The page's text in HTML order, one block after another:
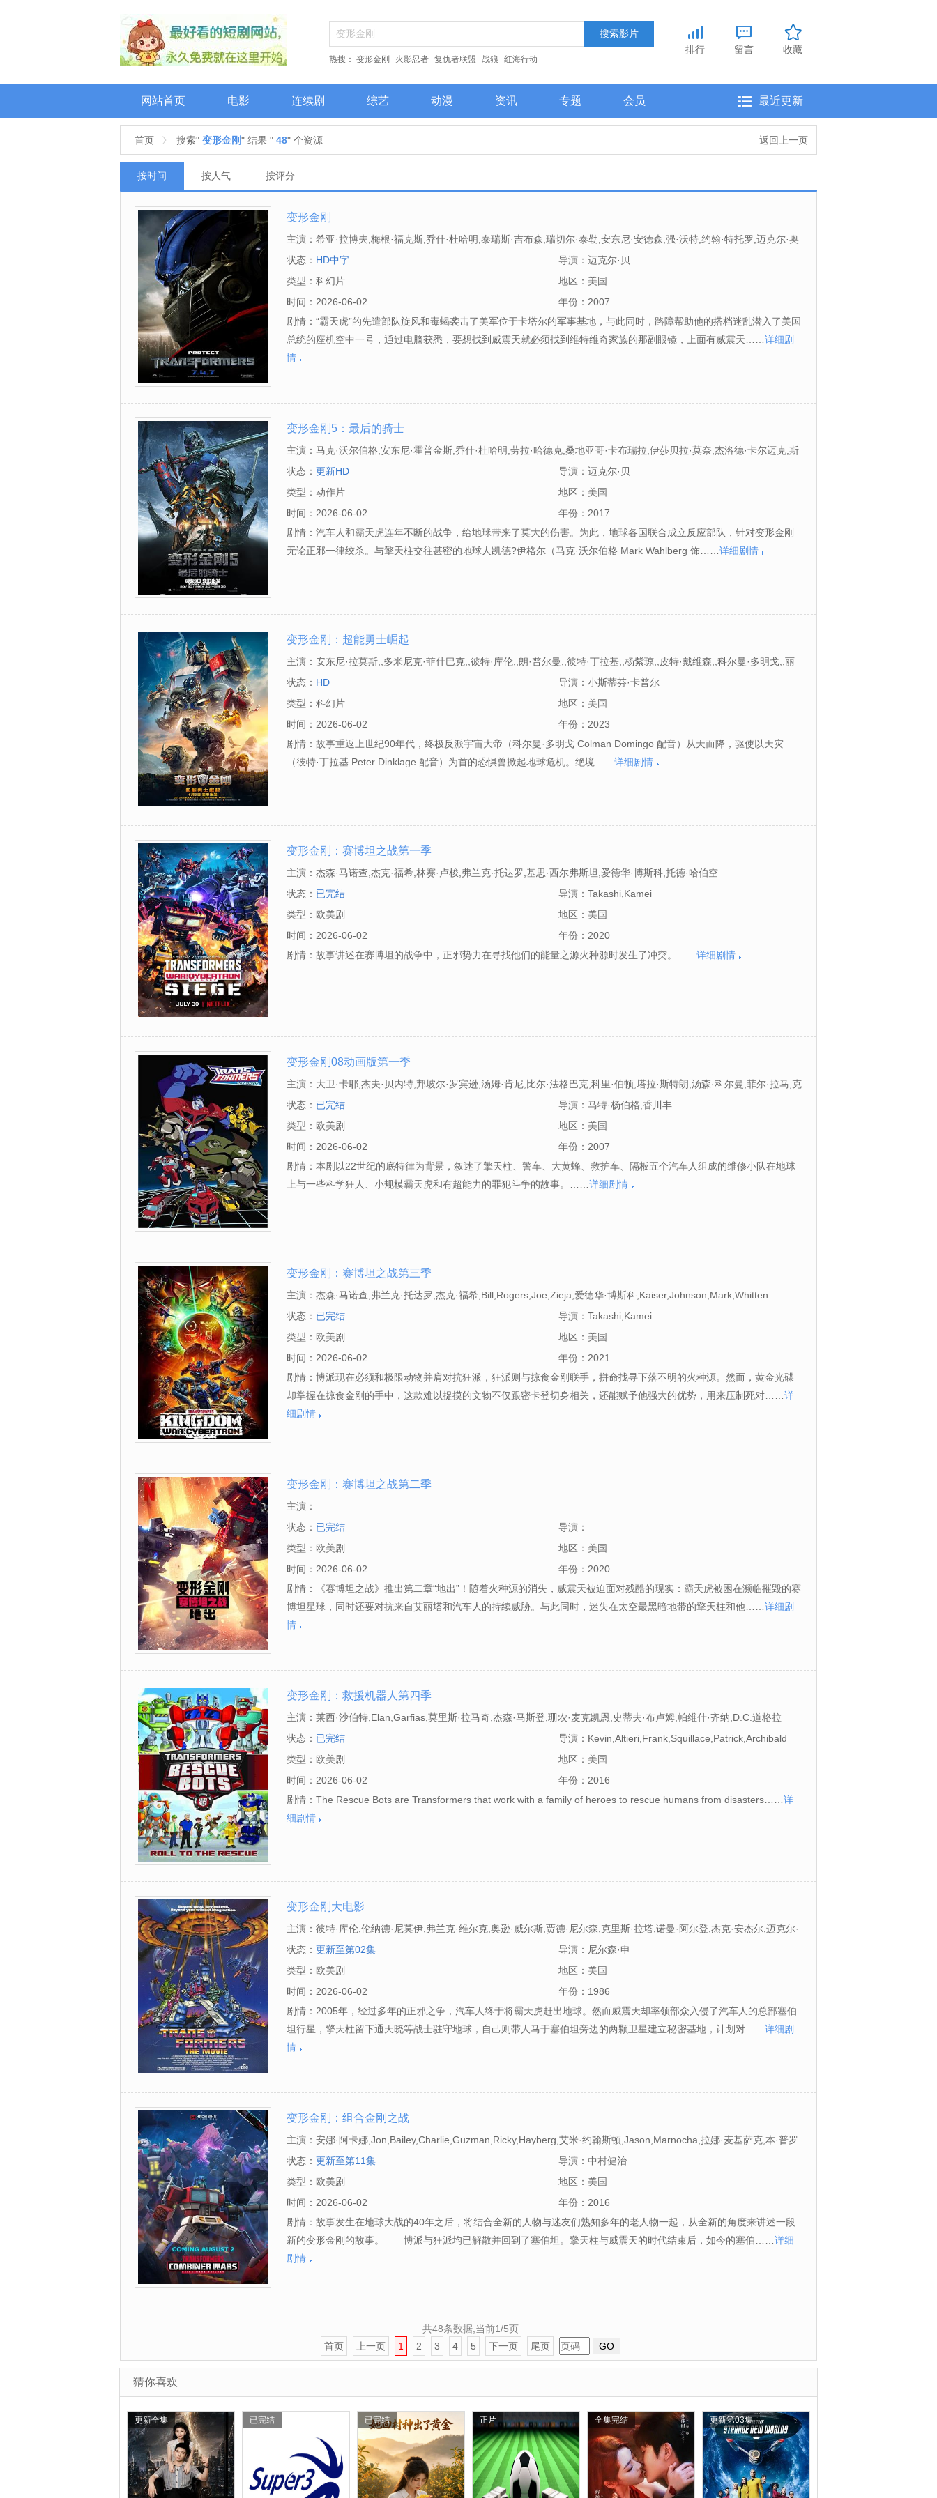
热搜： 变形金刚 火影忍者 复仇者联盟 战狼 红海行动
排行 留言 收藏
网站首页 电影 连续剧 综艺 动漫 资讯 专题 会员 最近更新
首页 搜索" 变形金刚" 结果 " 48" 个资源 返回上一页
按时间 按人气 按评分
变形金刚
主演： 希亚·拉博夫,梅根·福克斯,乔什·杜哈明,泰瑞斯·吉布森,瑞切尔·泰勒,安东尼·安德森,强·沃特,约翰·特托罗,迈克尔·奥
尼尔,凯文·杜恩,朱丽叶·怀特,阿莫里·诺拉斯科,扎克·沃德,Michael,Trisler,里兹万·曼吉,威廉姆·摩根·谢泼德,克里斯托弗·约
翰·托马森,伯尼·麦克,Carlos,Moreno,Jr.,约翰·罗宾森,特拉维斯·范·文克,彼得·雅各布森,格伦·莫肖尔,Frederic,Doss,查理·
博丁,乔舒华·费恩曼,克里斯·埃里斯,斯蒂芬·福特,迈克尔·肖姆斯·维尔斯,斯科特·皮
状态： HD中字 导演： 迈克尔·贝
类型： 科幻片 地区： 美国
时间： 2026-06-02 年份： 2007
剧情：“霸天虎”的先遣部队旋风和毒蝎袭击了美军位于卡塔尔的军事基地，与此同时，路障帮助他的搭档迷乱潜入了美国
总统的座机空中一号，通过电脑获悉，要想找到威震天就必须找到维特维奇家族的那副眼镜，上面有威震天…… 详细剧
情
变形金刚5：最后的骑士
主演： 马克·沃尔伯格,安东尼·霍普金斯,乔什·杜哈明,劳拉·哈德克,桑地亚哥·卡布瑞拉,伊莎贝拉·莫奈,杰洛德·卡尔迈克,斯
坦利·图齐,利亚姆·加里根,马丁·麦克里迪,约翰·霍林沃思,丹尼尔·阿德博伊加,格伦·莫肖尔,嘉玛·陈,约翰·特托罗,托尼·海尔,
克劳德·诺尔顿,雅各布·扎哈尔,玛姬·斯蒂德,莎拉·斯图尔特,菲比·尼克尔斯,丽贝卡·弗朗特,斯蒂芬·霍根,小本杰明·弗洛雷
斯,胡利奥塞萨尔·查韦斯,艾莎卡比娅,安迪·比恩,马克·德克斯特,罗伯·贾维斯,蒂姆·唐尼,克里斯蒂娜·谭,宝琳·麦克林,塞塔·
因德尼,温
状态： 更新HD 导演： 迈克尔·贝
类型： 动作片 地区： 美国
时间： 2026-06-02 年份： 2017
剧情：汽车人和霸天虎连年不断的战争，给地球带来了莫大的伤害。为此，地球各国联合成立反应部队，针对变形金刚
无论正邪一律绞杀。与擎天柱交往甚密的地球人凯德?伊格尔（马克·沃尔伯格 Mark Wahlberg 饰…… 详细剧情
变形金刚：超能勇士崛起
主演： 安东尼·拉莫斯,,多米尼克·菲什巴克,,彼特·库伦,,朗·普尔曼,,彼特·丁拉基,,杨紫琼,,皮特·戴维森,,科尔曼·多明戈,,丽
兹·考什,,克里斯托·费尔南德斯,,MJ·罗德里格斯,,大卫·索博洛夫,,汤加伊·基里萨,,约翰·迪·马吉欧,,迪恩·斯科特·瓦兹奎兹,,
托贝·纽维吉,,劳伦·维勒斯,,莎拉·斯蒂尔斯,,多梅尼克·迪罗萨
状态： HD 导演： 小斯蒂芬·卡普尔
类型： 科幻片 地区： 美国
时间： 2026-06-02 年份： 2023
剧情：故事重返上世纪90年代，终极反派宇宙大帝（科尔曼·多明戈 Colman Domingo 配音）从天而降，驱使以天灾
（彼特·丁拉基 Peter Dinklage 配音）为首的恐惧兽掀起地球危机。绝境…… 详细剧情
变形金刚：赛博坦之战第一季
主演： 杰森·马诺查,杰克·福希,林赛·卢梭,弗兰克·托达罗,基思·西尔弗斯坦,爱德华·博斯科,托德·哈伯空
状态： 已完结 导演： Takashi,Kamei
类型： 欧美剧 地区： 美国
时间： 2026-06-02 年份： 2020
剧情：故事讲述在赛博坦的战争中，正邪势力在寻找他们的能量之源火种源时发生了冲突。…… 详细剧情
变形金刚08动画版第一季
主演： 大卫·卡耶,杰夫·贝内特,邦坡尔·罗宾逊,汤姆·肯尼,比尔·法格巴克,科里·伯顿,塔拉·斯特朗,汤森·科尔曼,菲尔·拉马,克
里·萨莫,苏珊·布卢,亚历山大·博林斯基,兰斯·亨利克森,彼得·斯特曼,凯斯·索西,佛莱德·威拉特,阿尔·杨科维克,布莱恩·波塞
恩,凯文·迈克尔·理查德森,贾德·尼尔森,武井乔治,MacInTalk,劳拉·贝莉
状态： 已完结 导演： 马特·杨伯格,香川丰
类型： 欧美剧 地区： 美国
时间： 2026-06-02 年份： 2007
剧情：本剧以22世纪的底特律为背景，叙述了擎天柱、警车、大黄蜂、救护车、隔板五个汽车人组成的维修小队在地球
上与一些科学狂人、小规模霸天虎和有超能力的罪犯斗争的故事。…… 详细剧情
变形金刚：赛博坦之战第三季
主演： 杰森·马诺查,弗兰克·托达罗,杰克·福希,Bill,Rogers,Joe,Zieja,爱德华·博斯科,Kaiser,Johnson,Mark,Whitten
状态： 已完结 导演： Takashi,Kamei
类型： 欧美剧 地区： 美国
时间： 2026-06-02 年份： 2021
剧情：博派现在必须和极限动物并肩对抗狂派，狂派则与掠食金刚联手，拼命找寻下落不明的火种源。然而，黄金光碟
却掌握在掠食金刚的手中，这款难以捉摸的文物不仅跟密卡登切身相关，还能赋予他强大的优势，用来压制死对…… 详
细剧情
变形金刚：赛博坦之战第二季
主演：
状态： 已完结
导演：
类型： 欧美剧 地区： 美国
时间： 2026-06-02 年份： 2020
剧情：《赛博坦之战》推出第二章“地出”！随着火种源的消失，威震天被迫面对残酷的现实：霸天虎被困在濒临摧毁的赛
博坦星球，同时还要对抗来自艾丽塔和汽车人的持续威胁。与此同时，迷失在太空最黑暗地带的擎天柱和他…… 详细剧
情
变形金刚：救援机器人第四季
主演： 莱西·沙伯特,Elan,Garfias,莫里斯·拉马奇,杰森·马斯登,珊农·麦克凯恩,史蒂夫·布卢姆,帕维什·齐纳,D.C.道格拉
斯,Imari,Williams
状态： 已完结 导演： Kevin,Altieri,Frank,Squillace,Patrick,Archibald
类型： 欧美剧 地区： 美国
时间： 2026-06-02 年份： 2016
剧情：The Rescue Bots are Transformers that work with a family of heroes to rescue humans from disasters…… 详
细剧情
变形金刚大电影
主演： 彼特·库伦,伦纳德·尼莫伊,弗兰克·维尔克,奥逊·威尔斯,贾德·尼尔森,克里斯·拉塔,诺曼·阿尔登,杰克·安杰尔,迈克尔·
贝尔,格雷格·白尔杰,苏珊·布卢,科里·伯顿,罗杰·C·卡梅尔,维克多·卡洛里,Regis,Cordic,斯加特曼·克罗索
斯,Bud,Davis,Walker,Edmiston,保罗·伊丁
状态： 更新至第02集 导演： 尼尔森·申
类型： 欧美剧 地区： 美国
时间： 2026-06-02 年份： 1986
剧情：2005年，经过多年的正邪之争，汽车人终于将霸天虎赶出地球。然而威震天却率领部众入侵了汽车人的总部塞伯
坦行星，擎天柱留下通天晓等战士驻守地球，自己则带人马于塞伯坦旁边的两颗卫星建立秘密基地，计划对…… 详细剧
情
变形金刚：组合金刚之战
主演： 安娜·阿卡娜,Jon,Bailey,Charlie,Guzman,Ricky,Hayberg,艾米·约翰斯顿,Jason,Marnocha,拉娜·麦基萨克,本·普罗
斯基,帕特里克·赛兹,Frank,Todaro,Abby,Trott
状态： 更新至第11集 导演： 中村健治
类型： 欧美剧 地区： 美国
时间： 2026-06-02 年份： 2016
剧情：故事发生在地球大战的40年之后，将结合全新的人物与迷友们熟知多年的老人物一起，从全新的角度来讲述一段
新的变形金刚的故事。 博派与狂派均已解散并回到了塞伯坦。擎天柱与威震天的时代结束后，如今的塞伯…… 详细
剧情
共48条数据,当前1/5页
首页
上一页 1 2 3 4 5 下一页 尾页 GO
猜你喜欢
更新全集 已完结 已完结 正片 全集完结 更新第03集